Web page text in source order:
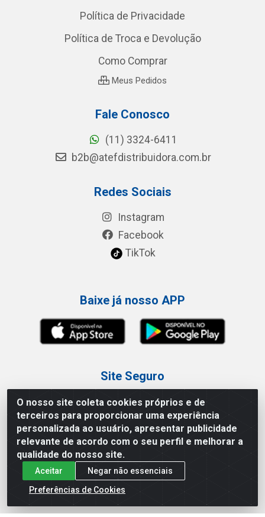
O nosso site coleta cookies próprios e de
terceiros para proporcionar uma experiência
personalizada ao usuário, apresentar publicidade
relevante de acordo com o seu perfil e melhorar a
qualidade do nosso site.
Aceitar
Negar não essenciais
Preferências de Cookies
Política de Privacidade
Política de Troca e Devolução
Como Comprar
Meus Pedidos
Fale Conosco
(11) 3324-6411
b2b@atefdistribuidora.com.br
Redes Sociais
Instagram
Facebook
TikTok
Baixe já nosso APP
Site Seguro
Loja / Showroom
Tel.: (11) 3227-0546
Av Vautier, 587/597 - Pari - São Paulo/SP